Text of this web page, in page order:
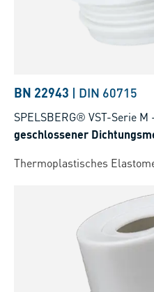
BN 22943 | DIN 60715
SPELSBERG® VST-Serie M
geschlossener
Thermoplastisches